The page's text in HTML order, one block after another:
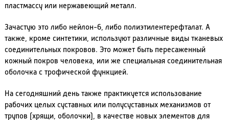
пластмассу или нержавеющий металл.
Зачастую это либо нейлон-6, либо полиэтилентерефталат. А
также, кроме синтетики, используют различные виды тканевых
соединительных покровов. Это может быть пересаженный
кожный покров человека, или же специальная соединительная
оболочка с трофической функцией.
На сегодняшний день также практикуется использование
рабочих целых суставных или полусуставных механизмов от
трупов (хрящи, оболочки), в качестве новых элементов для